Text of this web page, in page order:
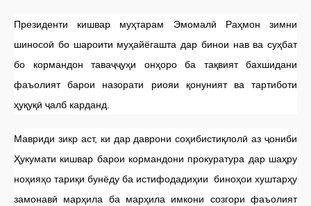
Президенти кишвар муҳтарам Эмомалӣ Раҳмон зимни
шиносоӣ бо шароити муҳайёгашта дар бинои нав ва суҳбат
бо кормандон таваҷҷуҳи онҳоро ба тақвият бахшидани
фаъолият барои назорати риояи қонуният ва тартиботи
ҳуқуқӣ ҷалб карданд.
Мавриди зикр аст, ки дар даврони соҳибистиқлолӣ аз ҷониби
Ҳукумати кишвар барои кормандони прокуратура дар шаҳру
ноҳияҳо тариқи бунёду ба истифодадиҳии биноҳои хуштарҳу
замонавӣ марҳила ба марҳила имкони созгори фаъолият